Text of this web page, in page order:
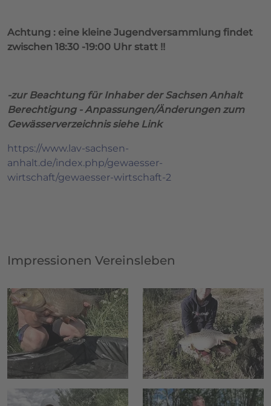
Achtung : eine kleine Jugendversammlung findet
zwischen 18:30 -19:00 Uhr statt !!
-zur Beachtung für Inhaber der Sachsen Anhalt
Berechtigung - Anpassungen/Änderungen zum
Gewässerverzeichnis siehe Link
https://www.lav-sachsen-
anhalt.de/index.php/gewaesser-
wirtschaft/gewaesser-wirtschaft-2
Impressionen Vereinsleben